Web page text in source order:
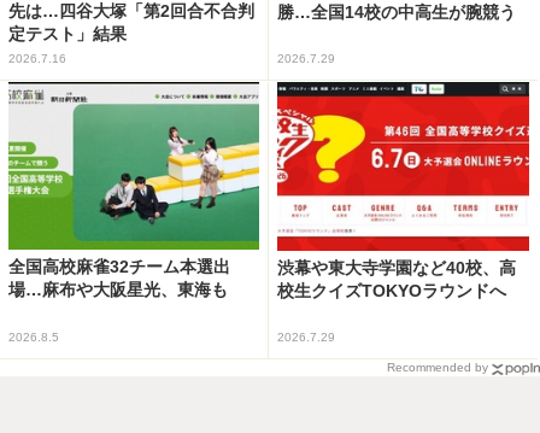
先は…四谷大塚「第2回合不合判
定テスト」結果
2026.7.16
勝…全国14校の中高生が腕競う
2026.7.29
全国高校麻雀32チーム本選出
場…麻布や大阪星光、東海も
2026.8.5
渋幕や東大寺学園など40校、高
校生クイズTOKYOラウンドへ
2026.7.29
Recommended by